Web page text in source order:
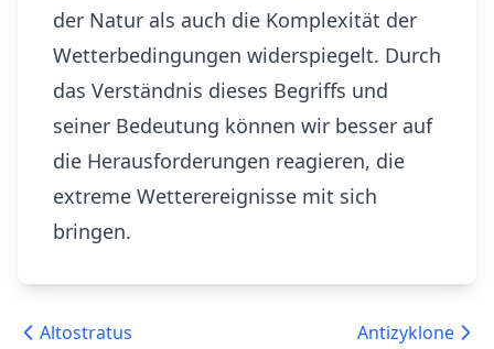
der Natur als auch die Komplexität der
Wetterbedingungen widerspiegelt. Durch
das Verständnis dieses Begriffs und
seiner Bedeutung können wir besser auf
die Herausforderungen reagieren, die
extreme Wetterereignisse mit sich
bringen.
Altostratus Antizyklone